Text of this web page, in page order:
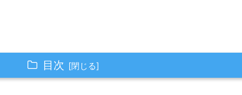
目次